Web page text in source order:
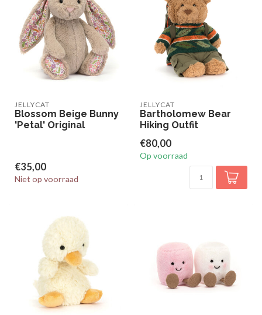
JELLYCAT
Blossom Beige Bunny
'Petal' Original
€35,00
Niet op voorraad
JELLYCAT
Bartholomew Bear
Hiking Outfit
€80,00
Op voorraad